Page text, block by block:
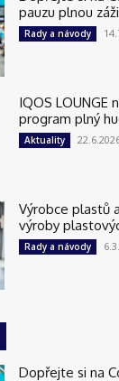
pauzu plnou
Rady a návody
IQOS LOUNGE
program plný
Aktuality
Výrobce plastů
výroby
Rady a návody
Dopřejte si na